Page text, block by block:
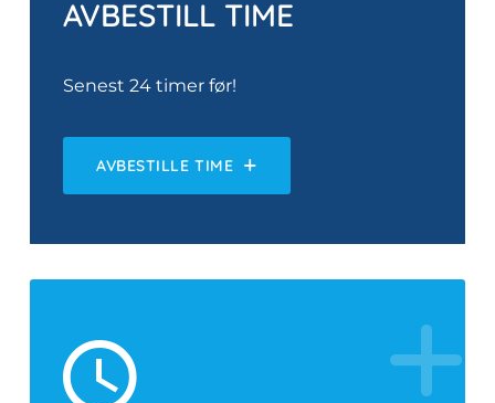
AVBESTILL TIME
Senest 24 timer før!
AVBESTILLE TIME